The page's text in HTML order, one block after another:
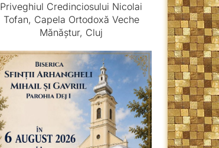
Priveghiul Credinciosului Nicolai
Tofan, Capela Ortodoxă Veche
Mănăștur, Cluj